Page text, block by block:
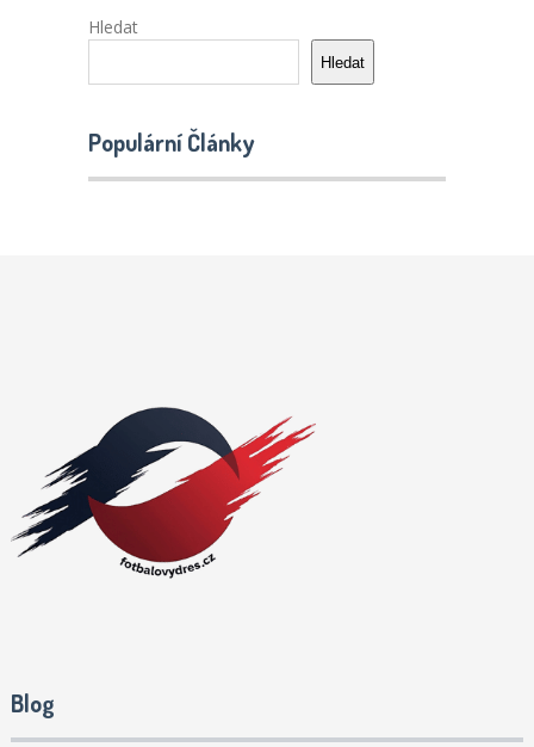
Hledat
Hledat
Populární Články
Blog